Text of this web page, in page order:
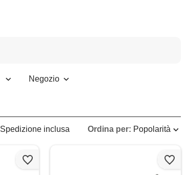
Negozio
Ordina per: Popolarità
Spedizione inclusa